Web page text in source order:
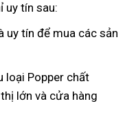
uy tín sau:
uy tín để mua các sản
loại Popper chất
lớn và cửa hàng